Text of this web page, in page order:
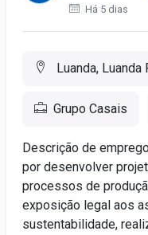
Há 5 dias
Luanda,
Grupo Casais
Descrição de
por desenvolver
processos de
exposição legal aos
sustentabilidade,